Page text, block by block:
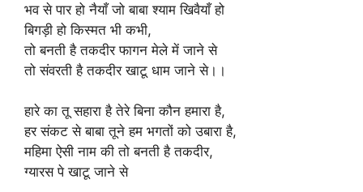
भव से पार हो नैयाँ जो बाबा श्याम खिवैयाँ हो
बिगड़ी हो किस्मत भी कभी,
तो बनती है तकदीर फागन मेले में जाने से
तो संवरती है तकदीर खाटू धाम जाने से।।
हारे का तू सहारा है तेरे बिना कौन हमारा है,
हर संकट से बाबा तूने हम भगतों को उबारा है,
महिमा ऐसी नाम की तो बनती है तकदीर,
ग्यारस पे खाटू जाने से